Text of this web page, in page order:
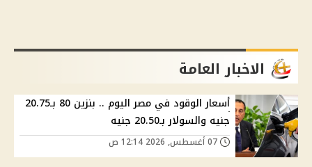
الاخبار العامة
أسعار الوقود في مصر اليوم .. بنزين 80 بـ20.75
جنيه والسولار بـ20.50 جنيه